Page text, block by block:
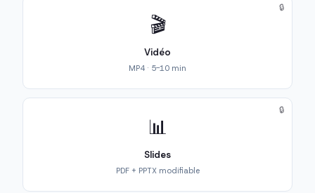
🎬
Vidéo
MP4 · 5-10 min
🔒
📊
Slides
PDF + PPTX modifiable
🔒